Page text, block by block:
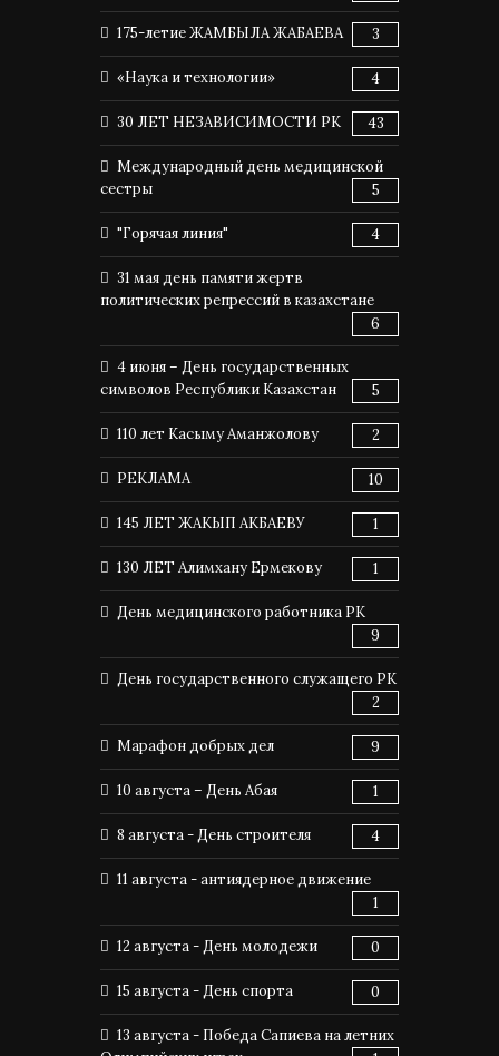
175-летие ЖАМБЫЛА ЖАБАЕВА 3
«Наука и технологии» 4
30 ЛЕТ НЕЗАВИСИМОСТИ РК 43
Международный день медицинской
сестры
5
"Горячая линия" 4
31 мая день памяти жертв
политических репрессий в казахстане
6
4 июня – День государственных
символов Республики Казахстан
5
110 лет Касыму Аманжолову 2
РЕКЛАМА 10
145 ЛЕТ ЖАКЫП АКБАЕВУ 1
130 ЛЕТ Алимхану Ермекову 1
День медицинского работника РК
9
День государственного служащего РК
2
Марафон добрых дел 9
10 августа – День Абая 1
8 августа - День строителя 4
11 августа - антиядерное движение
1
12 августа - День молодежи 0
15 августа - День спорта 0
13 августа - Победа Сапиева на летних